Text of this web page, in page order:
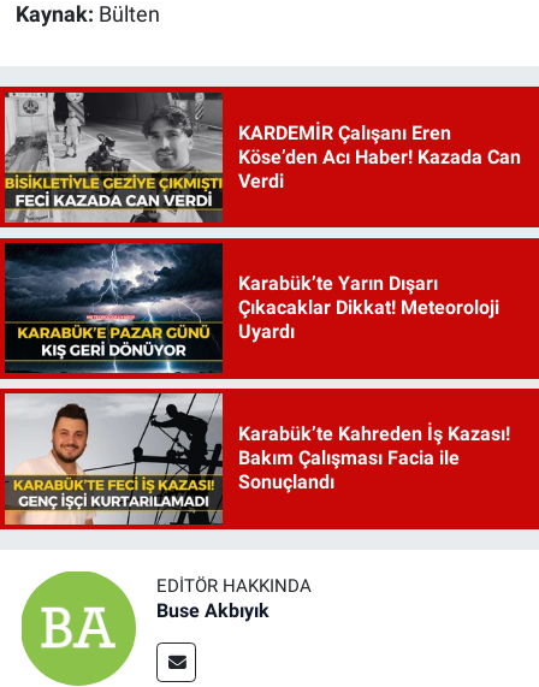
Kaynak: Bülten
KARDEMİR Çalışanı Eren
Köse’den Acı Haber! Kazada Can
Verdi
Karabük’te Yarın Dışarı
Çıkacaklar Dikkat! Meteoroloji
Uyardı
Karabük’te Kahreden İş Kazası!
Bakım Çalışması Facia ile
Sonuçlandı
EDITÖR HAKKINDA
Buse Akbıyık